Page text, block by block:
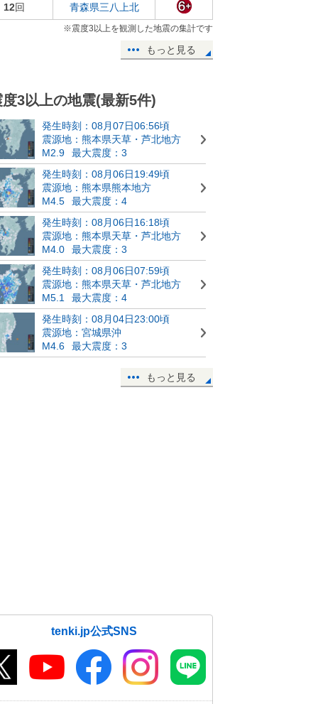
12回 青森県三八上北
※震度3以上を観測した地震の集計です
もっと見る
度3以上の地震(最新5件)
発生時刻：08月07日06:56頃
震源地：熊本県天草・芦北地方
M2.9
最大震度：3
発生時刻：08月06日19:49頃
震源地：熊本県熊本地方
M4.5
最大震度：4
発生時刻：08月06日16:18頃
震源地：熊本県天草・芦北地方
M4.0
最大震度：3
発生時刻：08月06日07:59頃
震源地：熊本県天草・芦北地方
M5.1
最大震度：4
発生時刻：08月04日23:00頃
震源地：宮城県沖
M4.6
最大震度：3
もっと見る
tenki.jp公式SNS